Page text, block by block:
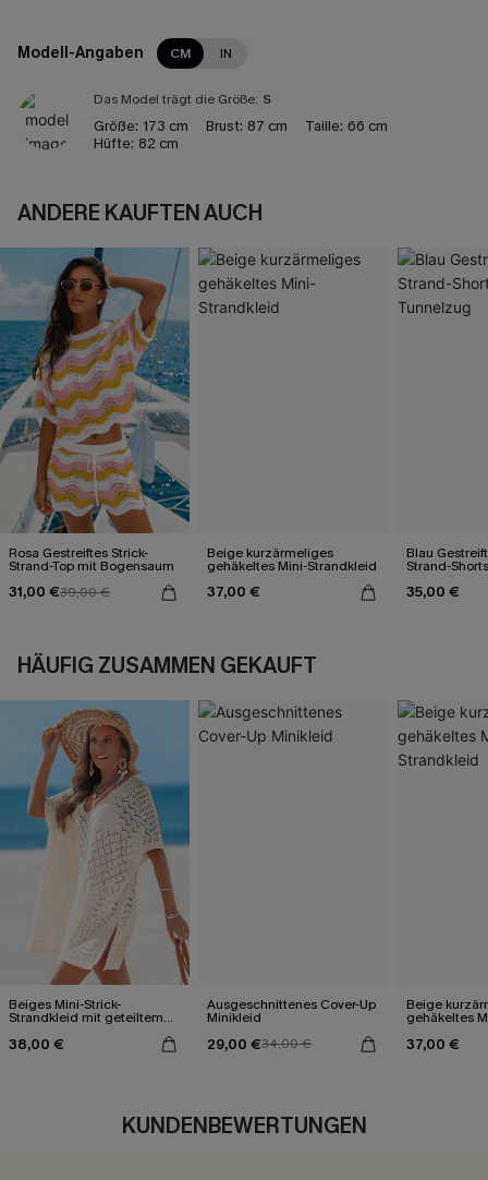
Modell-Angaben CM IN
Das Model trägt die Größe: S
Größe: 173 cm Brust: 87 cm Taille: 66 cm
Hüfte: 82 cm
ANDERE KAUFTEN AUCH
Rosa Gestreiftes Strick-
Strand-Top mit Bogensaum
31,00 €39,00 €
Beige kurzärmeliges
gehäkeltes Mini-Strandkleid
37,00 €
Blau
Strand-
35,00 €
HÄUFIG ZUSAMMEN GEKAUFT
Beiges Mini-Strick-
Strandkleid mit geteiltem
38,00 €
Ausgeschnittenes Cover-Up
Minikleid
29,00 €34,00 €
Beige
gehäkeltes
37,00 €
KUNDENBEWERTUNGEN